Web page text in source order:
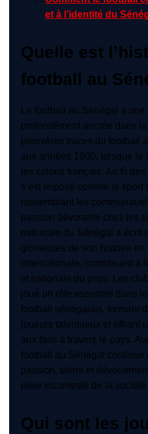
et à l’identité du
Quelle est
football au
Le football au Sénégal a
profondément ancrée dans
premières traces du football
aux années 1900, lorsque le
les colons français. Au fil
s’est imposé comme le sport
rassemblant les
passion dévorante chez les
nationale du Sénégal a écrit
glorieuses de son histoire en
internationale, contribuant à
et nationale du pays. Les
joué un rôle essentiel dans
football sénégalais, formant
joueurs talentueux et offrant
aux fans à travers le pays.
football au Sénégal continue
passion, talent et
pilier incontesté de la
Qui sont les